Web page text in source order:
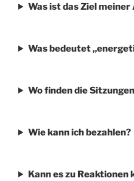
Was ist das Ziel
Was bedeutet
Wo finden die
Wie kann ich bezahlen?
Kann es zu Reaktionen